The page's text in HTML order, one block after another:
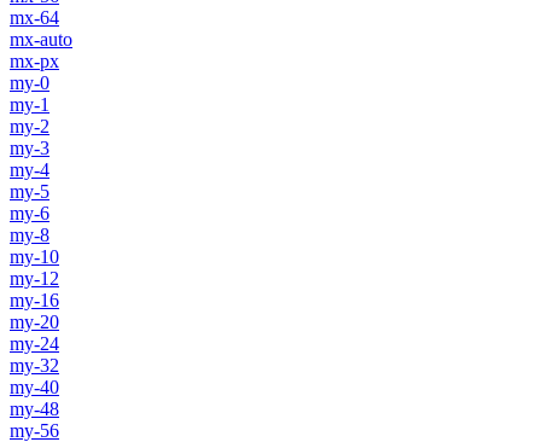
mx-64
mx-auto
mx-px
my-0
my-1
my-2
my-3
my-4
my-5
my-6
my-8
my-10
my-12
my-16
my-20
my-24
my-32
my-40
my-48
my-56